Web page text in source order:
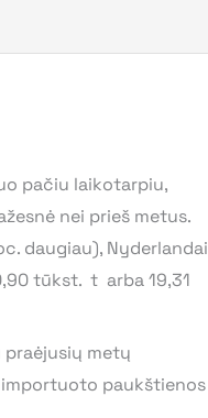
pačiu laikotarpiu,
nei prieš metus.
daugiau), Nyderlandai
tūkst. t arba 19,31
praėjusių metų
importuoto paukštienos